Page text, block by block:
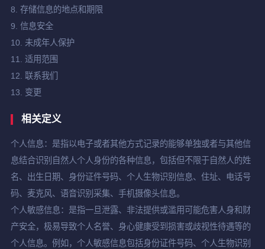
8. 存储信息的地点和期限
9. 信息安全
10. 未成年人保护
11. 适用范围
12. 联系我们
13. 变更
相关定义
个人信息：是指以电子或者其他方式记录的能够单独或者与其他信
息结合识别自然人个人身份的各种信息，包括但不限于自然人的姓
名、出生日期、身份证件号码、个人生物识别信息、住址、电话号
码、麦克风、语音识别采集、手机摄像头信息。
个人敏感信息：是指一旦泄露、非法提供或滥用可能危害人身和财
产安全，极易导致个人名誉、身心健康受到损害或歧视性待遇等的
个人信息。例如，个人敏感信息包括身份证件号码、个人生物识别